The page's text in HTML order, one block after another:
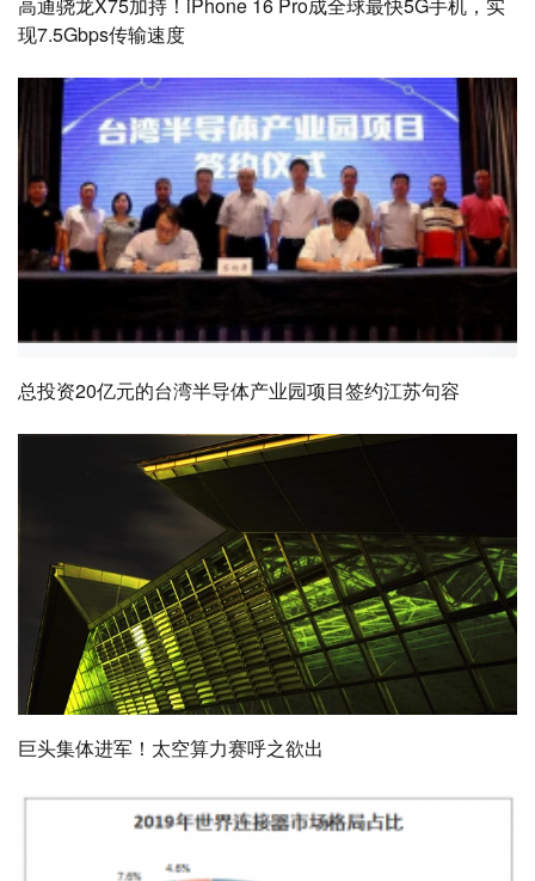
高通骁龙X75加持！iPhone 16 Pro成全球最快5G手机，实
现7.5Gbps传输速度
总投资20亿元的台湾半导体产业园项目签约江苏句容
巨头集体进军！太空算力赛呼之欲出